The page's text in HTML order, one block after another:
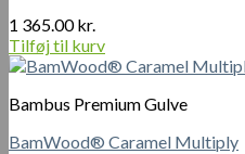
1 365.00kr.
Tilføj til kurv
Bambus Premium Gulve
BamWood® Caramel Multiply